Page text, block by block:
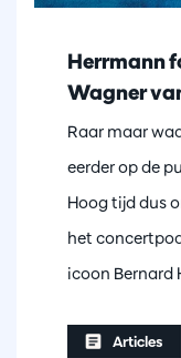
Herrmann
Wagner
Raar maar
eerder op de
Hoog tijd dus
het
icoon Bernard
Articles